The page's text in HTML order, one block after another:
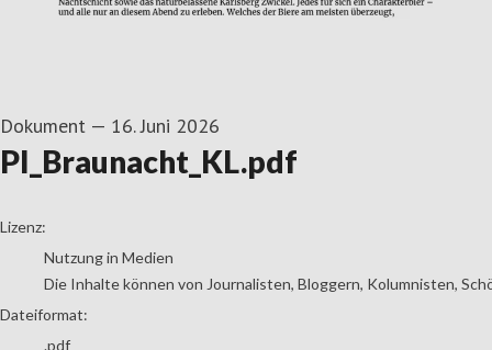
Dokument — 16. Juni 2026
PI_Braunacht_KL.pdf
go to media item
Lizenz:
Nutzung in Medien
Die Inhalte können von Journalisten, Bloggern, Kolumnisten,
Dateiformat:
.pdf